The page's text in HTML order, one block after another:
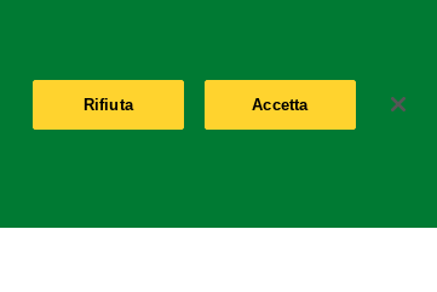
Rifiuta Accetta